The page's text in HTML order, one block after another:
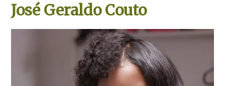
José Geraldo Couto